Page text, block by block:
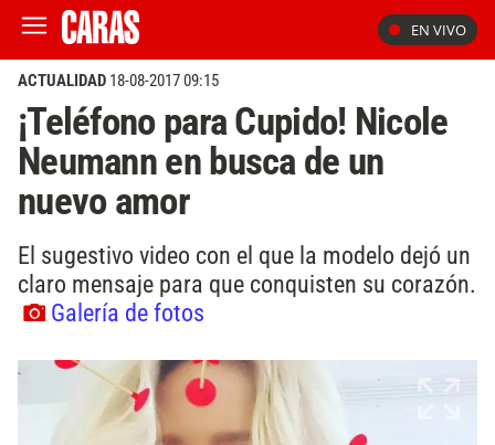
EN VIVO
ACTUALIDAD 18-08-2017 09:15
¡Teléfono para Cupido! Nicole
Neumann en busca de un
nuevo amor
El sugestivo video con el que la modelo dejó un
claro mensaje para que conquisten su corazón.
Galería de fotos